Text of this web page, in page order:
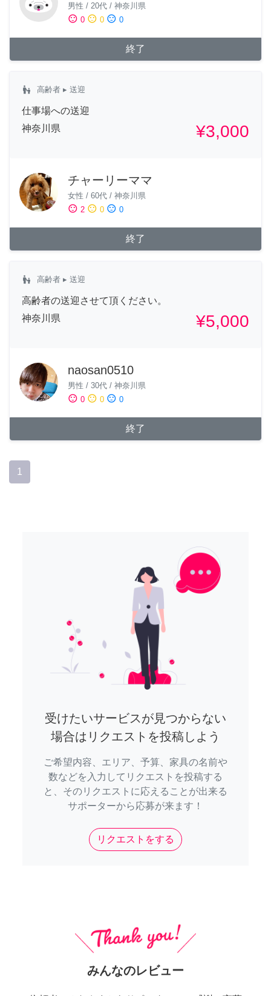
男性 / 20代 / 神奈川県
sentiment_satisfied 0 sentiment_neutral 0 sentiment_dissatisfied 0
終了
escalator_warning 高齢者 ▸ 送迎
仕事場への送迎
神奈川県
¥3,000
チャーリーママ
女性 / 60代 / 神奈川県
sentiment_satisfied 2 sentiment_neutral 0 sentiment_dissatisfied 0
終了
escalator_warning 高齢者 ▸ 送迎
高齢者の送迎させて頂ください。
神奈川県
¥5,000
naosan0510
男性 / 30代 / 神奈川県
sentiment_satisfied 0 sentiment_neutral 0 sentiment_dissatisfied 0
終了
1
受けたいサービスが見つからない
場合はリクエストを投稿しよう
ご希望内容、エリア、予算、家具の名前や
数などを入力してリクエストを投稿する
と、そのリクエストに応えることが出来る
サポーターから応募が来ます！
リクエストをする
みんなのレビュー